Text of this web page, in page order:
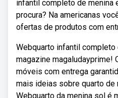
infantil completo de menina
procura? Na americanas
ofertas de produtos com
Webquarto infantil completo
magazine magaludayprime!
móveis com entrega
mais ideias sobre quarto de
Webquarto da menina sol é